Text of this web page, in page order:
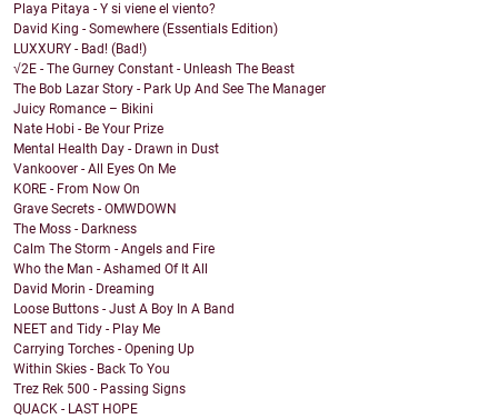
Playa Pitaya - Y si viene el viento?
David King - Somewhere (Essentials Edition)
LUXXURY - Bad! (Bad!)
√2E - The Gurney Constant - Unleash The Beast
The Bob Lazar Story - Park Up And See The Manager
Juicy Romance – Bikini
Nate Hobi - Be Your Prize
Mental Health Day - Drawn in Dust
Vankoover - All Eyes On Me
KORE - From Now On
Grave Secrets - OMWDOWN
The Moss - Darkness
Calm The Storm - Angels and Fire
Who the Man - Ashamed Of It All
David Morin - Dreaming
Loose Buttons - Just A Boy In A Band
NEET and Tidy - Play Me
Carrying Torches - Opening Up
Within Skies - Back To You
Trez Rek 500 - Passing Signs
QUACK - LAST HOPE